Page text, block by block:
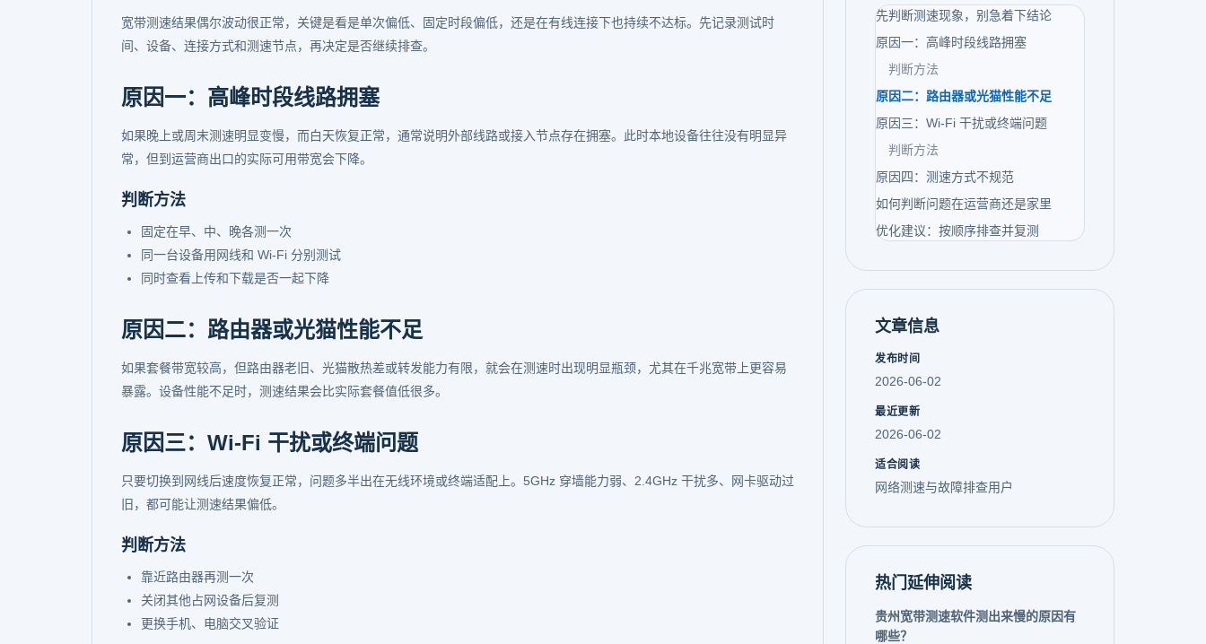
宽带测速结果偶尔波动很正常，关键是看是单次偏低、固定时段偏低，还是在有线连接下也持续不达标。先记录测试时
间、设备、连接方式和测速节点，再决定是否继续排查。
原因一：高峰时段线路拥塞
如果晚上或周末测速明显变慢，而白天恢复正常，通常说明外部线路或接入节点存在拥塞。此时本地设备往往没有明显异
常，但到运营商出口的实际可用带宽会下降。
判断方法
固定在早、中、晚各测一次
同一台设备用网线和 Wi-Fi 分别测试
同时查看上传和下载是否一起下降
原因二：路由器或光猫性能不足
如果套餐带宽较高，但路由器老旧、光猫散热差或转发能力有限，就会在测速时出现明显瓶颈，尤其在千兆宽带上更容易
暴露。设备性能不足时，测速结果会比实际套餐值低很多。
原因三：Wi-Fi 干扰或终端问题
只要切换到网线后速度恢复正常，问题多半出在无线环境或终端适配上。5GHz 穿墙能力弱、2.4GHz 干扰多、网卡驱动过
旧，都可能让测速结果偏低。
判断方法
靠近路由器再测一次
关闭其他占网设备后复测
更换手机、电脑交叉验证
先判断测速现象，别急着下结论
原因一：高峰时段线路拥塞
判断方法
原因二：路由器或光猫性能不足
原因三：Wi-Fi 干扰或终端问题
判断方法
原因四：测速方式不规范
如何判断问题在运营商还是家里
优化建议：按顺序排查并复测
文章信息
发布时间
2026-06-02
最近更新
2026-06-02
适合阅读
网络测速与故障排查用户
热门延伸阅读
贵州宽带测速软件测出来慢的原因有
哪些？